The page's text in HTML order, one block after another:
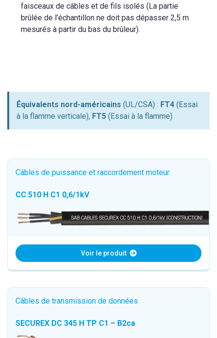
faisceaux de câbles et de fils isolés (La partie
brûlée de l’échantillon ne doit pas dépasser 2,5 m
mesurés à partir du bas du brûleur).
Équivalents nord-américains (UL/CSA) : FT4 (Essai
à la flamme verticale), FT5 (Essai à la flamme)
Câbles de puissance et raccordement moteur
CC 510 H C1 0,6/1kV
Voir le produit
Câbles de transmission de données
SECUREX DC 345 H TP C1 – B2ca